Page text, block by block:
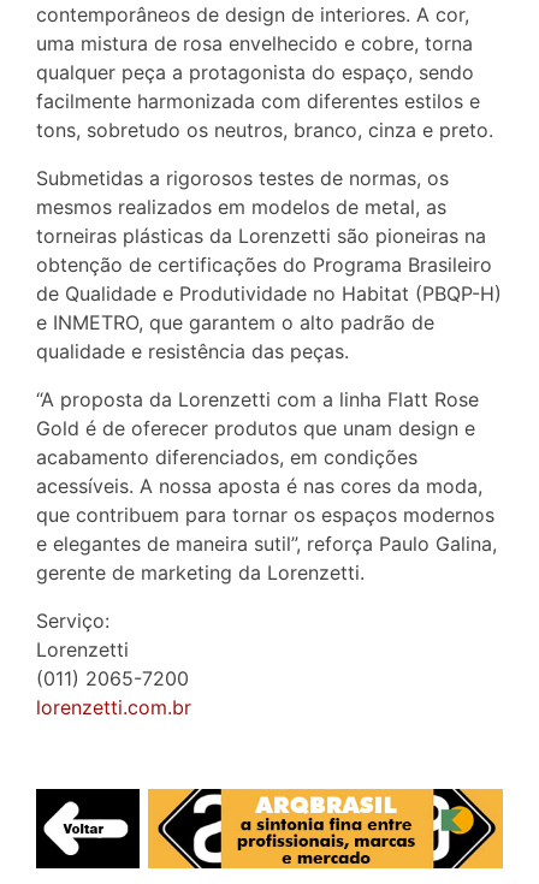
contemporâneos de design de interiores. A cor,
uma mistura de rosa envelhecido e cobre, torna
qualquer peça a protagonista do espaço, sendo
facilmente harmonizada com diferentes estilos e
tons, sobretudo os neutros, branco, cinza e preto.
Submetidas a rigorosos testes de normas, os
mesmos realizados em modelos de metal, as
torneiras plásticas da Lorenzetti são pioneiras na
obtenção de certificações do Programa Brasileiro
de Qualidade e Produtividade no Habitat (PBQP-H)
e INMETRO, que garantem o alto padrão de
qualidade e resistência das peças.
“A proposta da Lorenzetti com a linha Flatt Rose
Gold é de oferecer produtos que unam design e
acabamento diferenciados, em condições
acessíveis. A nossa aposta é nas cores da moda,
que contribuem para tornar os espaços modernos
e elegantes de maneira sutil”, reforça Paulo Galina,
gerente de marketing da Lorenzetti.
Serviço:
Lorenzetti
(011) 2065-7200
lorenzetti.com.br